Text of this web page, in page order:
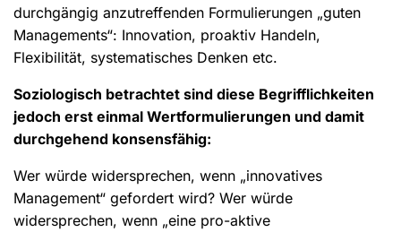
durchgängig anzutreffenden Formulierungen „guten
Managements“: Innovation, proaktiv Handeln,
Flexibilität, systematisches Denken etc.
Soziologisch betrachtet sind diese Begrifflichkeiten
jedoch erst einmal Wertformulierungen und damit
durchgehend konsensfähig:
Wer würde widersprechen, wenn „innovatives
Management“ gefordert wird? Wer würde
widersprechen, wenn „eine pro-aktive